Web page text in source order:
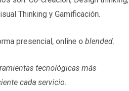
Thinking y Gamificación.
presencial, online o blended.
tecnológicas más
cada servicio.